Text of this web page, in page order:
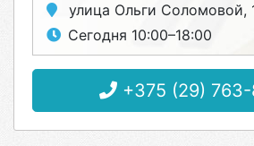
улица Ольги Соломовой,
Сегодня 10:00–18:00
+375 (29)